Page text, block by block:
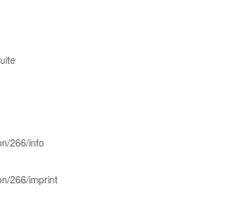
266/info
266/imprint